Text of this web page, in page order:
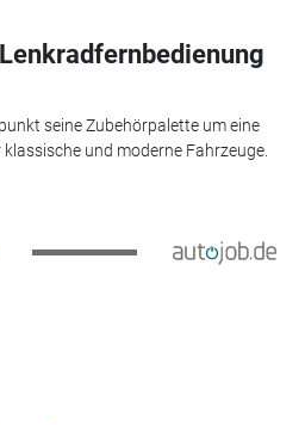
seine Zubehörpalette um eine
und moderne Fahrzeuge.